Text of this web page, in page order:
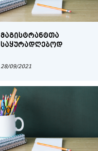
ᲛᲐᲒᲘᲡᲢᲠᲐᲜᲢᲗᲐ
ᲡᲐᲧᲣᲠᲐᲓᲦᲔᲑᲝᲓ
28/09/2021